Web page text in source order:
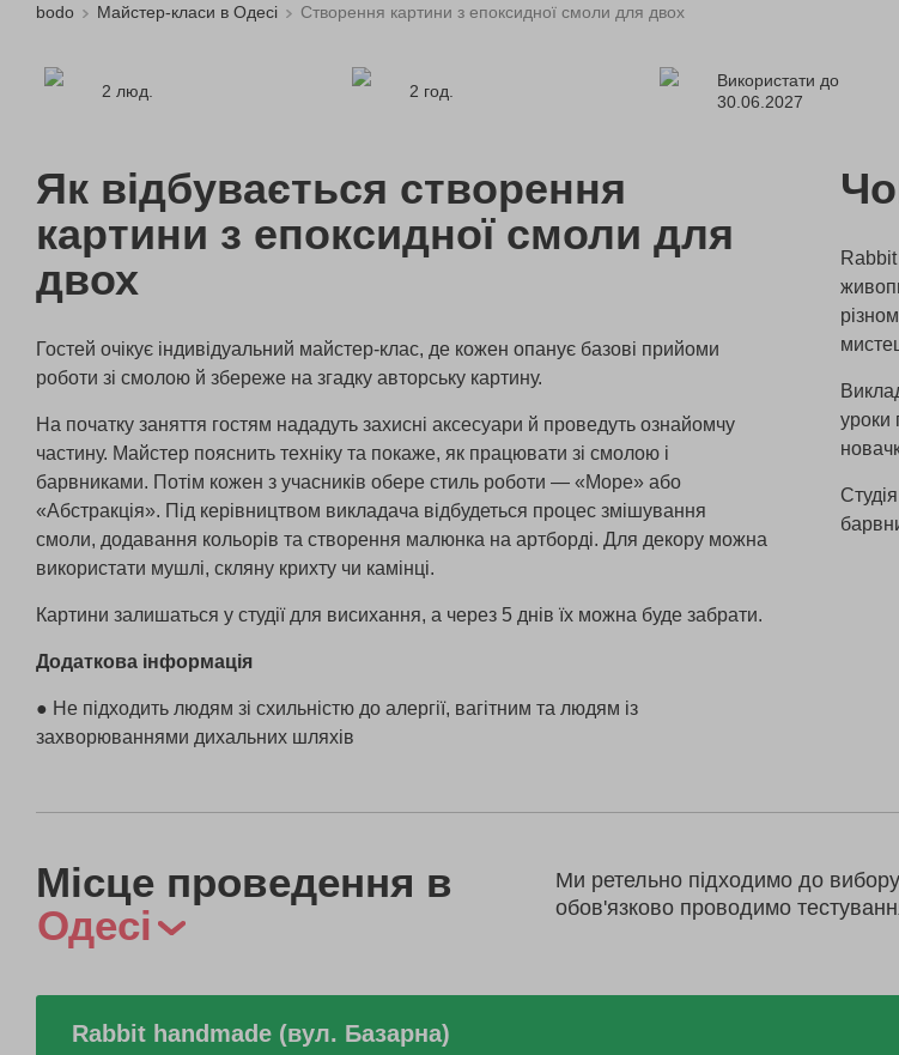
bodo Майстер-класи в Одесі Створення картини з епоксидної смоли для двох
2 люд. 2 год.
Використати до
30.06.2027
Як відбувається створення
картини з епоксидної смоли для
двох
Гостей очікує індивідуальний майстер-клас, де кожен опанує базові прийоми
роботи зі смолою й збереже на згадку авторську картину.
На початку заняття гостям нададуть захисні аксесуари й проведуть ознайомчу
частину. Майстер пояснить техніку та покаже, як працювати зі смолою і
барвниками. Потім кожен з учасників обере стиль роботи — «Море» або
«Абстракція». Під керівництвом викладача відбудеться процес змішування
смоли, додавання кольорів та створення малюнка на артборді. Для декору можна
використати мушлі, скляну крихту чи камінці.
Картини залишаться у студії для висихання, а через 5 днів їх можна буде забрати.
Додаткова інформація
● Не підходить людям зі схильністю до алергії, вагітним та людям із
захворюваннями дихальних шляхів
уроки
Місце проведення в
Одесі
Ми ретельно підходимо до
обов'язково проводимо
Rabbit handmade (вул. Базарна)